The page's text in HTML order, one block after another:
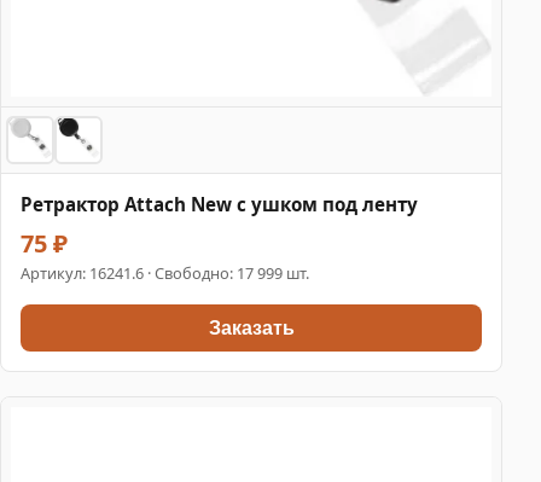
Ретрактор Attach New с ушком под ленту
75 ₽
Артикул: 16241.6 · Свободно: 17 999 шт.
Заказать